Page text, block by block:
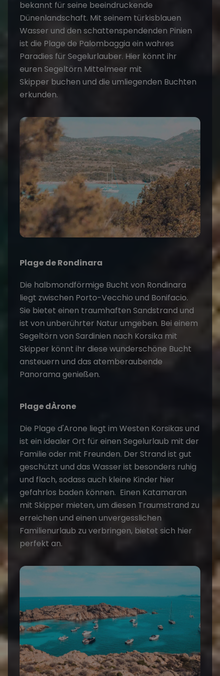
bekannt für seine beeindruckende
Dünenlandschaft. Mit seinem türkisblauen
Wasser und den schattenspendenden Pinien
ist die Plage de Palombaggia ein wahres
Paradies für Segelurlauber. Hier könnt ihr
euren Segeltörn Mittelmeer mit
Skipper buchen und die umliegenden Buchten
erkunden.
Plage de Rondinara
Die halbmondförmige Bucht von Rondinara
liegt zwischen Porto-Vecchio und Bonifacio.
Sie bietet einen traumhaften Sandstrand und
ist von unberührter Natur umgeben. Bei einem
Segeltörn von Sardinien nach Korsika mit
Skipper könnt ihr diese wunderschöne Bucht
ansteuern und das atemberaubende
Panorama genießen.
Plage dÀrone
Die Plage d'Arone liegt im Westen Korsikas und
ist ein idealer Ort für einen Segelurlaub mit der
Familie oder mit Freunden. Der Strand ist gut
geschützt und das Wasser ist besonders ruhig
und flach, sodass auch kleine Kinder hier
gefahrlos baden können. Einen Katamaran
mit Skipper mieten, um diesen Traumstrand zu
erreichen und einen unvergesslichen
Familienurlaub zu verbringen, bietet sich hier
perfekt an.